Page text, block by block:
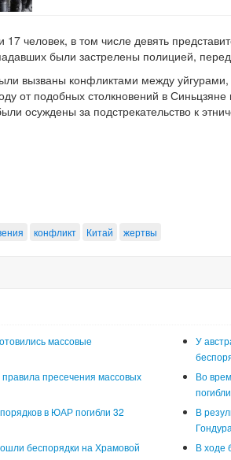
17 человек, в том числе девять
были застрелены полицией,
вызваны конфликтами между
от подобных столкновений в
осуждены за подстрекательство к
конфликт Китай жертвы
массовые
У
пресечения массовых
Во
в ЮАР погибли 32
В
беспорядки на Храмовой
В ходе